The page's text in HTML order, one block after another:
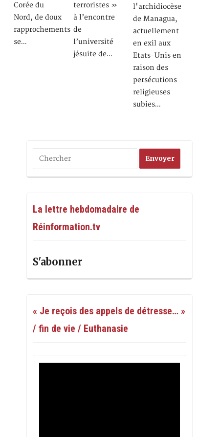
Corée du
Nord, de doux
rapprochements
se…
terroristes »
à l’encontre
de
l’université
jésuite de…
l'archidiocèse
de Managua,
actuellement
en exil aux
Etats-Unis en
raison des
persécutions
religieuses
subies…
La lettre hebdomadaire de
Réinformation.tv
S'abonner
« Je reçois des appels de détresse… »
/ fin de vie / Euthanasie